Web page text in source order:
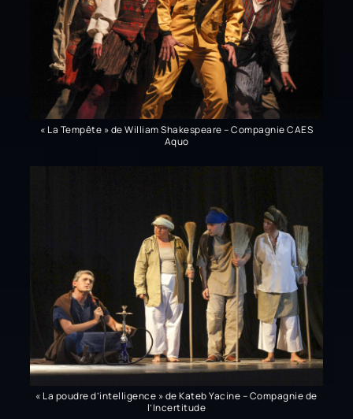
« La Tempête » de William Shakespeare – Compagnie CAES
Aquo
« La poudre d’intelligence » de Kateb Yacine – Compagnie de
l’Incertitude